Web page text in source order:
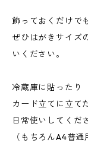
飾っておくだけで
ぜひはがきサイズ
いください。
冷蔵庫に貼ったり
カード立てに立て
日常使いしてくだ
（もちろんA4普